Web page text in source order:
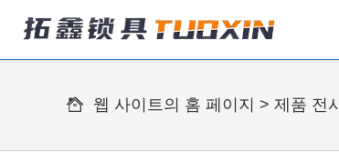
웹 사이트의 홈 페이지 > 제품 전시